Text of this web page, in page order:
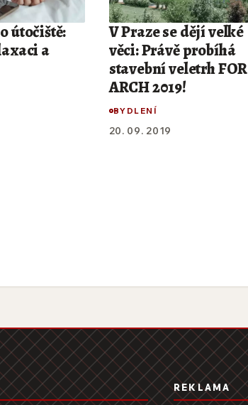
útočiště:
a
V Praze se dějí velké
věci: Právě probíhá
stavební veletrh FOR
ARCH 2019!
BYDLENÍ
20. 09. 2019
REKLAMA